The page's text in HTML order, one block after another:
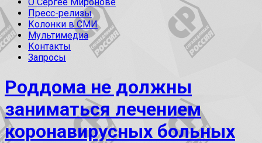
Пресс-релизы
Колонки в СМИ
Мультимедиа
Контакты
Запросы
Роддома не должны
заниматься лечением
коронавирусных больных